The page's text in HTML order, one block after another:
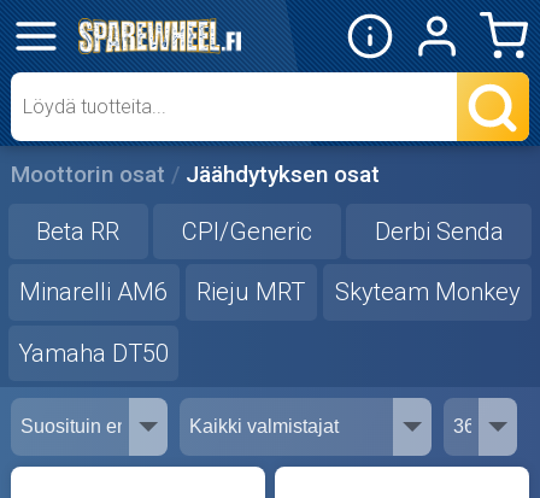
✕
Mopon osat
Skootterin osat
Crossipyörän osat
Moottoripyörän osat
Moottorikelkan osat
Mopoauton osat
Mönkijän osat
Moottorin osat Jäähdytyksen osat
Beta RR CPI/Generic Derbi Senda
Minarelli AM6 Rieju MRT Skyteam Monkey
Yamaha DT50